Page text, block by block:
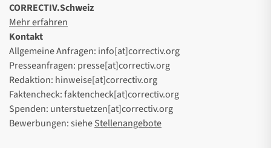
CORRECTIV.Schweiz
Mehr erfahren
Kontakt
Allgemeine Anfragen: info[at]correctiv.org
Presseanfragen: presse[at]correctiv.org
Redaktion: hinweise[at]correctiv.org
Faktencheck: faktencheck[at]correctiv.org
Spenden: unterstuetzen[at]correctiv.org
Bewerbungen: sieheStellenangebote